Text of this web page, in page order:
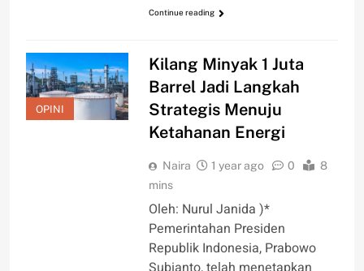
Continue reading
OPINI
Kilang Minyak 1 Juta
Barrel Jadi Langkah
Strategis Menuju
Ketahanan Energi
Naira 1 year ago 0
8
mins
Oleh: Nurul Janida )*
Pemerintahan Presiden
Republik Indonesia, Prabowo